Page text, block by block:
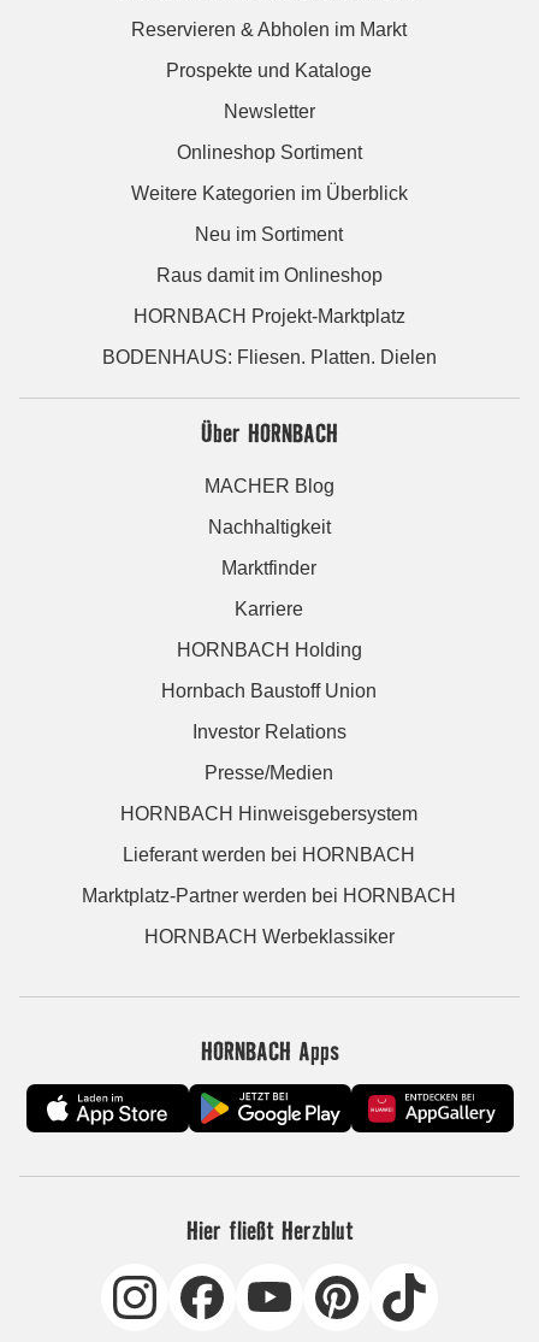
Reservieren & Abholen im Markt
Prospekte und Kataloge
Newsletter
Onlineshop Sortiment
Weitere Kategorien im Überblick
Neu im Sortiment
Raus damit im Onlineshop
HORNBACH Projekt-Marktplatz
BODENHAUS: Fliesen. Platten. Dielen
Über HORNBACH
MACHER Blog
Nachhaltigkeit
Marktfinder
Karriere
HORNBACH Holding
Hornbach Baustoff Union
Investor Relations
Presse/Medien
HORNBACH Hinweisgebersystem
Lieferant werden bei HORNBACH
Marktplatz-Partner werden bei HORNBACH
HORNBACH Werbeklassiker
HORNBACH Apps
Hier fließt Herzblut